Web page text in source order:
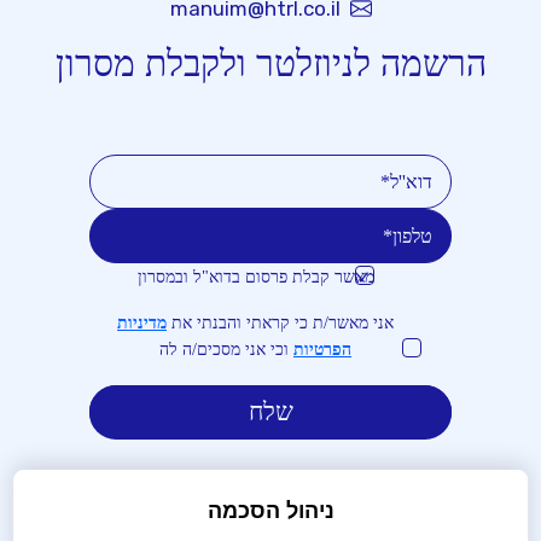
manuim@htrl.co.il
הרשמה לניוזלטר ולקבלת מסרון
מאשר קבלת פרסום בדוא"ל ובמסרון
אני מאשר/ת כי קראתי והבנתי את מדיניות
הפרטיות וכי אני מסכים/ה לה
ניהול הסכמה